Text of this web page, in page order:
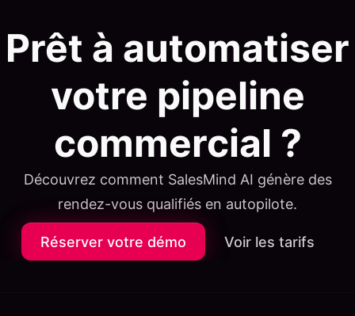
Prêt à automatiser
votre pipeline
commercial ?
Découvrez comment SalesMind AI génère des
rendez-vous qualifiés en autopilote.
Réserver votre démo Voir les tarifs